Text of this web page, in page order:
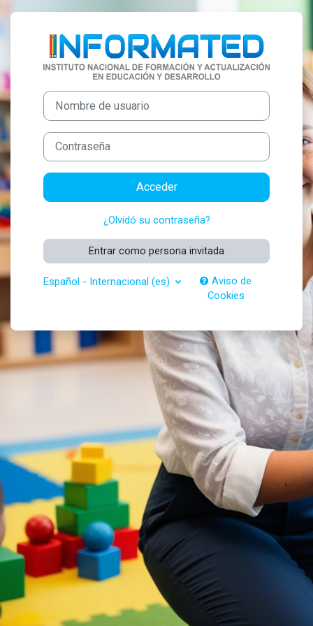
Entrar a
Nombre de usuario
Contraseña
Acceder
¿Olvidó su contraseña?
Entrar como persona invitada
Español - Internacional ‎(es)‎
Aviso de
Cookies